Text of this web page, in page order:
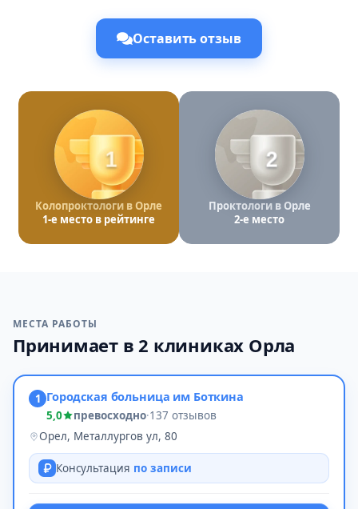
Оставить отзыв
1
Колопроктологи в Орле
1-е место в рейтинге
2
Проктологи в Орле
2-е место
МЕСТА РАБОТЫ
Принимает в 2 клиниках Орла
1 Городская больница им Боткина
5,0 превосходно·137 отзывов
Орел, Металлургов ул, 80
Консультация по записи